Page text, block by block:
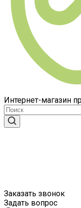
Интернет-магазин
Заказать звонок
Задать вопрос